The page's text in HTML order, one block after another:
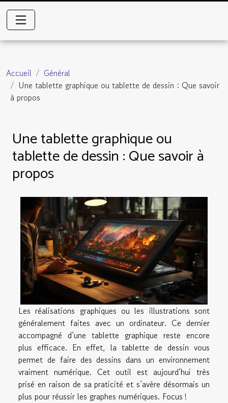
Accueil
Général
Une tablette graphique ou tablette de dessin : Que savoir
à propos
Une tablette graphique ou
tablette de dessin : Que savoir à
propos
Les réalisations graphiques ou les illustrations sont
généralement faites avec un ordinateur. Ce dernier
accompagné d’une tablette graphique reste encore
plus efficace. En effet, la tablette de dessin vous
permet de faire des dessins dans un environnement
vraiment numérique. Cet outil est aujourd’hui très
prisé en raison de sa praticité et s’avère désormais un
plus pour réussir les graphes numériques. Focus !